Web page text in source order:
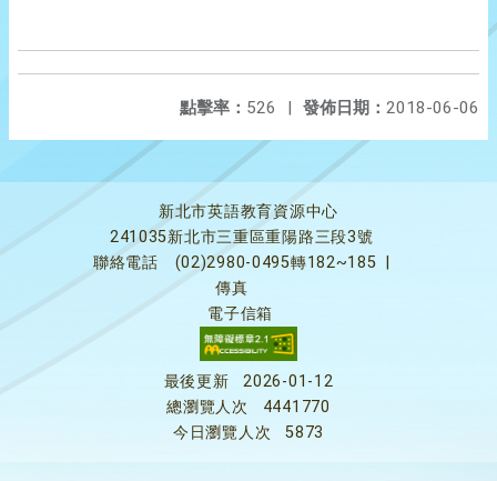
發佈日期： 2018-06-06
點擊率： 526
新北市英語教育資源中心
241035新北市三重區重陽路三段3號
聯絡電話
(02)2980-0495轉182~185
傳真
電子信箱
最後更新
2026-01-12
總瀏覽人次
4441770
今日瀏覽人次
5873